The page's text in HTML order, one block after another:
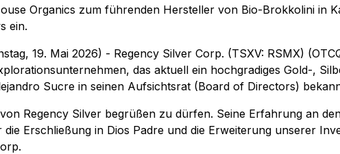
Organics zum führenden Hersteller von Bio-Brokkolini in
ein.
19. Mai 2026) - Regency Silver Corp. (TSXV: RSMX)
das aktuell ein hochgradiges Gold-,
Sucre in seinen Aufsichtsrat (Board of Directors)
Regency Silver begrüßen zu dürfen. Seine Erfahrung an
Erschließung in Dios Padre und die Erweiterung unserer